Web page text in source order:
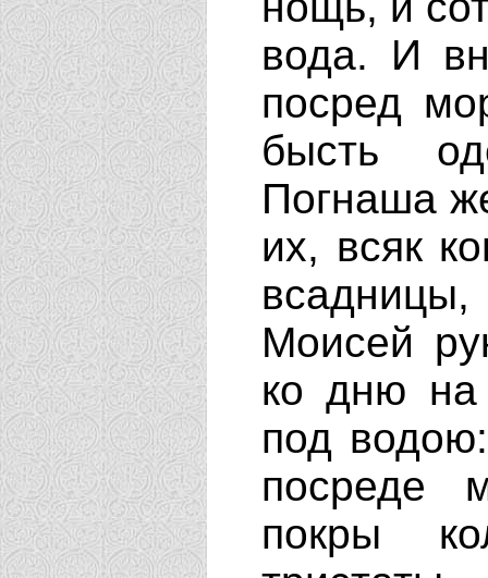
вода. И
посред
бысть
Погнаша
их, всяк
Моисей
ко дню на
под
посреде
покры